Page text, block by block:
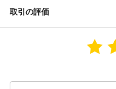
取引の評価